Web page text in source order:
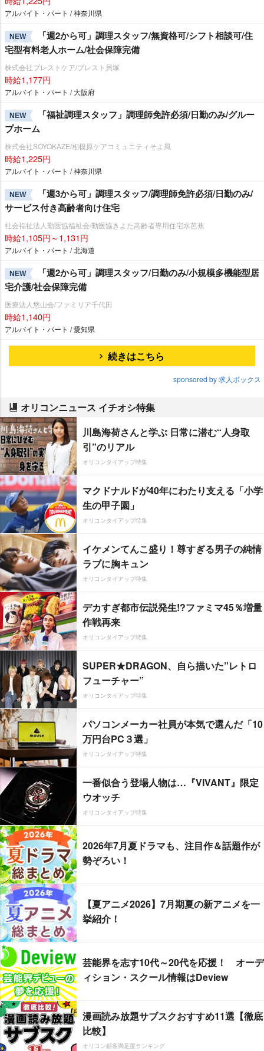
アルバイト・パート / 神奈川県
NEW
「週2から可」調理スタッフ/無資格可/シフト相談可/住
宅型有料老人ホーム/社会保障完備
株式会社ブレストケア/ブレスト貝塚
時給1,177円
アルバイト・パート / 大阪府
NEW
「福祉調理スタッフ」調理師免許必須/日勤のみ/グルー
プホーム
株式会社SOYOKAZE/相模原ケアコミュニティそよ風
時給1,225円
アルバイト・パート / 神奈川県
NEW
「週3から可」調理スタッフ/調理師免許必須/日勤のみ/
サービス付き高齢者向け住宅
社会福祉法人勤医協福祉会/勤医協きよた高齢者専用住宅水芭蕉
時給1,105円～1,131円
アルバイト・パート / 北海道
NEW
「週2から可」調理スタッフ/日勤のみ/小規模多機能型居
宅介護/社会保障完備
医療法人悠山会/ファミリア千代田
時給1,140円
アルバイト・パート / 愛知県
続きはこちら
sponsored by 求人ボックス
オリコンニュース イチオシ特集
川島海荷さんと学ぶ 日常に潜む“人身取
引”のリアル
オリコンタイアップ特集
マクドナルドが40年にわたり支える「小学
生の甲子園」
オリコンタイアップ特集
イケメンてんこ盛り！尊すぎる男子の純情
ラブに胸キュン
オリコンタイアップ特集
デカすぎ都市伝説発生!?ファミマ45％増量
作戦再来
オリコンタイアップ特集
SUPER★DRAGON、自ら描いた”レトロ
フューチャー”
オリコンタイアップ特集
パソコンメーカー社員が本気で選んだ「10
万円台PC３選」
オリコンタイアップ特集
一番似合う登場人物は…『VIVANT』限定
ウオッチ
オリコンタイアップ特集
2026年7月夏ドラマも、注目作＆話題作が
勢ぞろい！
【夏アニメ2026】7月期夏の新アニメを一
挙紹介！
芸能界を志す10代～20代を応援！ オーデ
ィション・スクール情報はDeview
漫画読み放題サブスクおすすめ11選【徹底
比較】
オリコン顧客満足度ランキング